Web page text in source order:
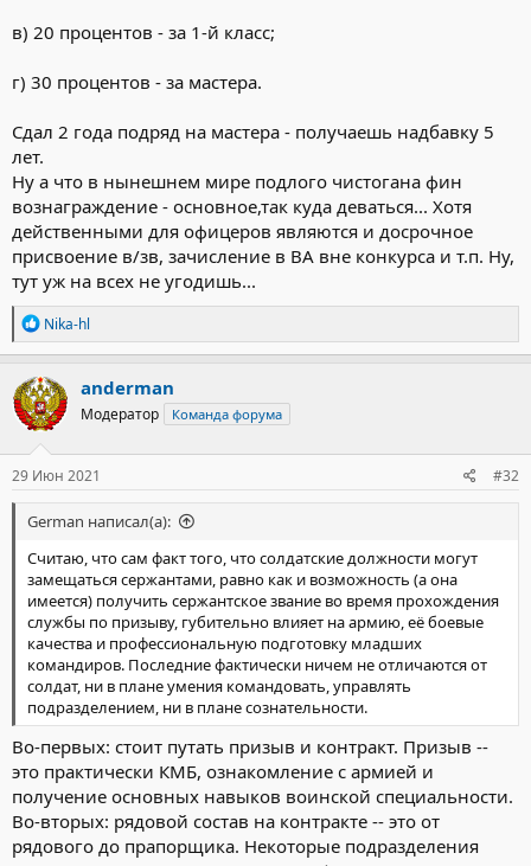
в) 20 процентов - за 1-й класс;
г) 30 процентов - за мастера.
Сдал 2 года подряд на мастера - получаешь надбавку 5
лет.
Ну а что в нынешнем мире подлого чистогана фин
вознаграждение - основное,так куда деваться... Хотя
действенными для офицеров являются и досрочное
присвоение в/зв, зачисление в ВА вне конкурса и т.п. Ну,
тут уж на всех не угодишь...
Р
е
а
к
ц
и
и
:
Nika-hl
anderman
Модератор Команда форума
29 Июн 2021 #32
German написал(а):
Считаю, что сам факт того, что солдатские должности могут
замещаться сержантами, равно как и возможность (а она
имеется) получить сержантское звание во время прохождения
службы по призыву, губительно влияет на армию, её боевые
качества и профессиональную подготовку младших
командиров. Последние фактически ничем не отличаются от
солдат, ни в плане умения командовать, управлять
подразделением, ни в плане сознательности.
Во-первых: стоит путать призыв и контракт. Призыв --
это практически КМБ, ознакомление с армией и
получение основных навыков воинской специальности.
Во-вторых: рядовой состав на контракте -- это от
рядового до прапорщика. Некоторые подразделения